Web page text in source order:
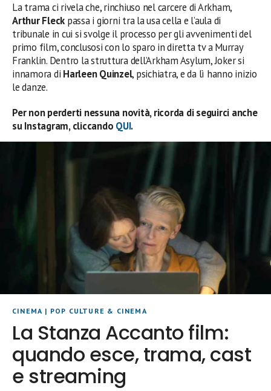
La trama ci rivela che, rinchiuso nel carcere di Arkham,
Arthur Fleck passa i giorni tra la usa cella e l’aula di
tribunale in cui si svolge il processo per gli avvenimenti del
primo film, conclusosi con lo sparo in diretta tv a Murray
Franklin. Dentro la struttura dell’Arkham Asylum, Joker si
innamora di Harleen Quinzel, psichiatra, e da lì hanno inizio
le danze.
Per non perderti nessuna novità, ricorda di seguirci anche
su Instagram, cliccando QUI.
CINEMA | POP CULTURE & CINEMA
La Stanza Accanto film:
quando esce, trama, cast
e streaming